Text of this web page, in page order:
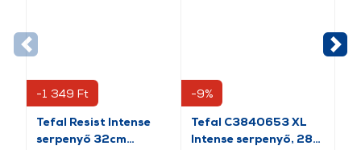
-1 349 Ft
Tefal Resist Intense
serpenyő 32cm
-9%
Tefal C3840653 XL
Intense serpenyő, 28